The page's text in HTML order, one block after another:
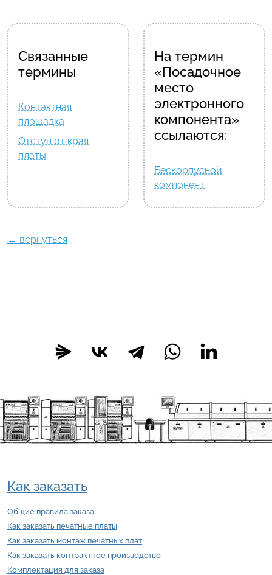
Связанные
термины
Контактная
площадка
Отступ от края
платы
На термин
«Посадочное
место
электронного
компонента»
ссылаются:
Бескорпусной
компонент
← вернуться
Как заказать
Общие правила заказа
Как заказать печатные платы
Как заказать монтаж печатных плат
Как заказать контрактное производство
Комплектация для заказа